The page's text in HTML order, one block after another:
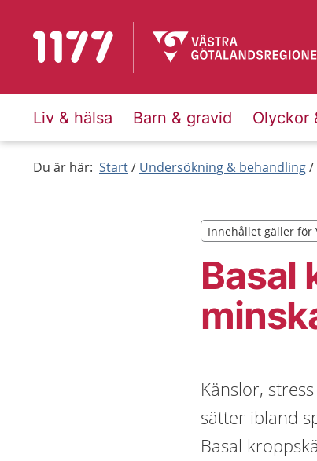
Till startsidan för 1177
Liv & hälsa Barn & gravid Olyckor
Du är här: Start Undersökning & behandling
Basal
Innehållet gäller för
Innehållet gäller för
Känslor,
sätter ibland
Basal